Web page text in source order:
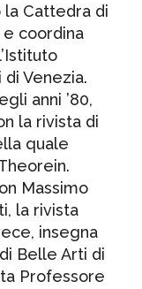
la Cattedra di
e coordina
Venezia.
anni ’80,
la rivista di
quale
Massimo
la rivista
insegna
Belle Arti di
Professore